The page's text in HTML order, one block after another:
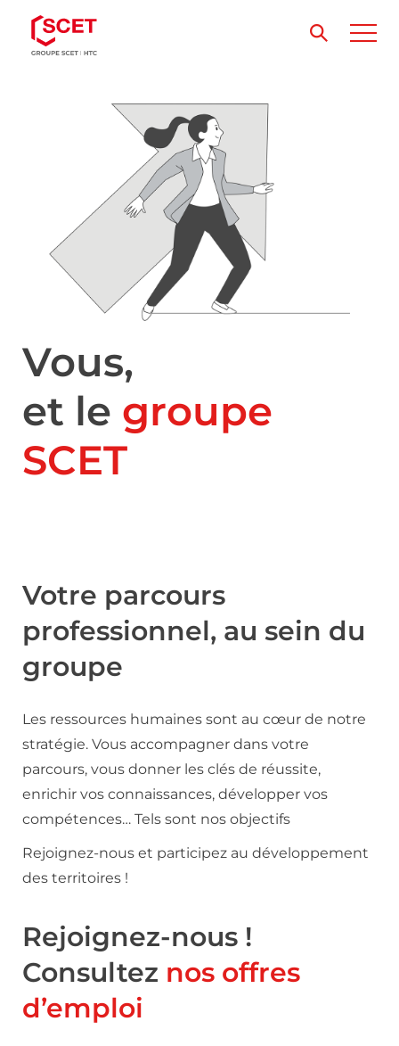
Vous,
et le groupe
SCET
Votre parcours
professionnel, au sein du
groupe
Les ressources humaines sont au cœur de notre
stratégie. Vous accompagner dans votre
parcours, vous donner les clés de réussite,
enrichir vos connaissances, développer vos
compétences… Tels sont nos objectifs
Rejoignez-nous et participez au développement
des territoires !
Rejoignez-nous !
Consultez nos offres
d’emploi